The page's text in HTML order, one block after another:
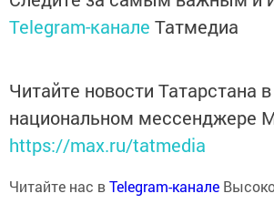
Telegram-канале Татмедиа
Читайте новости Татарстана в
национальном мессенджере
https://max.ru/tatmedia
Читайте нас вTelegram-канале